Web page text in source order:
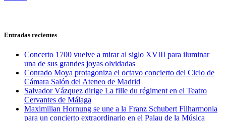
Entradas recientes
Concerto 1700 vuelve a mirar al siglo XVIII para iluminar
una de sus grandes joyas olvidadas
Conrado Moya protagoniza el octavo concierto del Ciclo de
Cámara Salón del Ateneo de Madrid
Salvador Vázquez dirige La fille du régiment en el Teatro
Cervantes de Málaga
Maximilian Hornung se une a la Franz Schubert Filharmonia
para un concierto extraordinario en el Palau de la Música